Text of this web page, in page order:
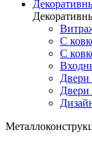
С
С
Двери
Двери